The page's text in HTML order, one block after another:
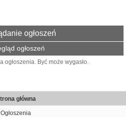
ogłoszeń
ogłoszeń
ogłoszenia. Być może wygasło.
główna
Ogłoszenia